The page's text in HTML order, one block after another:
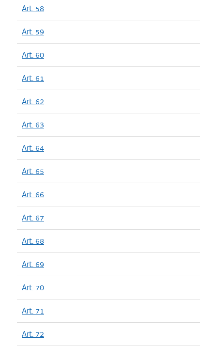
Art. 58
Art. 59
Art. 60
Art. 61
Art. 62
Art. 63
Art. 64
Art. 65
Art. 66
Art. 67
Art. 68
Art. 69
Art. 70
Art. 71
Art. 72